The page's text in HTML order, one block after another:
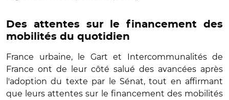
Des attentes sur le financement des
mobilités du quotidien
France urbaine, le Gart et Intercommunalités de
France ont de leur côté salué des avancées après
l'adoption du texte par le Sénat, tout en affirmant
que leurs attentes sur le financement des mobilités